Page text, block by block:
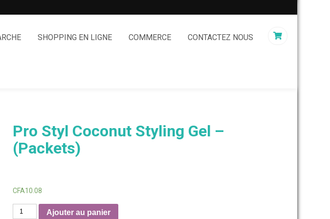
SHOPPING EN LIGNE COMMERCE CONTACTEZ NOUS
Pro Styl Coconut Styling Gel –
(Packets)
CFA10.08
quantité
Ajouter au panier